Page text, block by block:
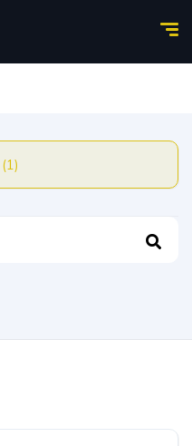
Filtres (1)